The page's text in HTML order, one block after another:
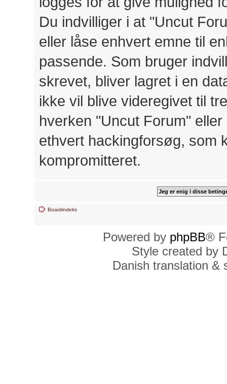
Du indvilliger i at "Uncut
eller låse enhvert emne til
passende. Som bruger
skrevet, bliver lagret i en
ikke vil blive videregivet til
hverken "Uncut Forum"
ethvert hackingforsøg, som
kompromitteret.
Boardindeks
Powered by phpBB®
Style created by
Danish translation &